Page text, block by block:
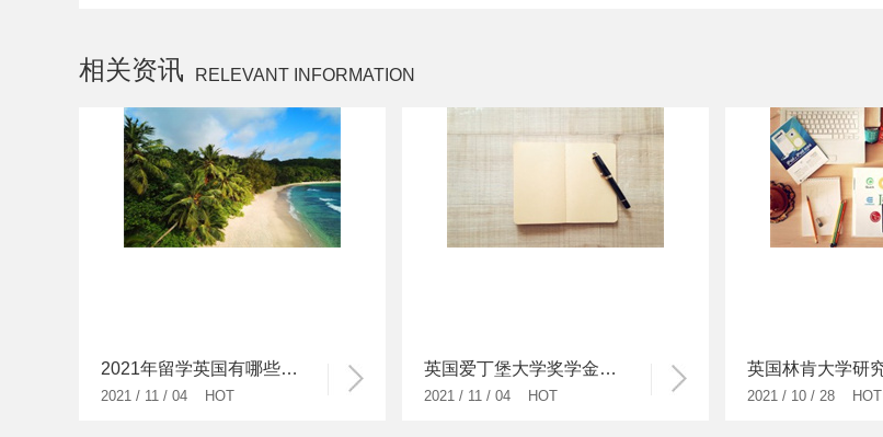
相关资讯 RELEVANT INFORMATION
2021年留学英国有哪些类型的奖学金?
2021 / 11 / 04 HOT
英国爱丁堡大学奖学金申请条件
2021 / 11 / 04 HOT 2021 / 10 / 28 HOT